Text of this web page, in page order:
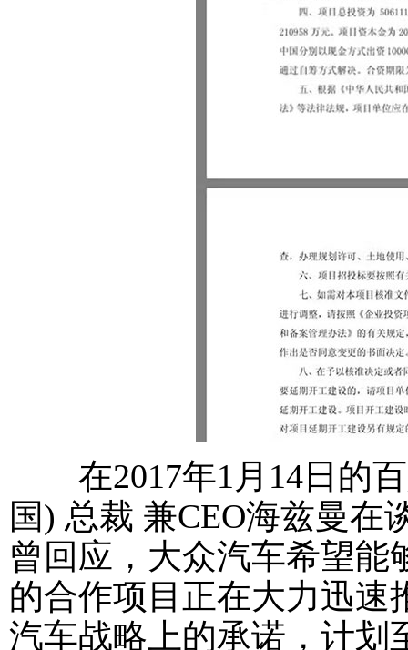
在2017年1月14日的百
国) 总裁 兼CEO海兹曼在
曾回应，大众汽车希望能
的合作项目正在大力迅速
汽车战略上的承诺，计划